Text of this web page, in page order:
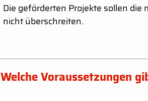
Die geförderten Projekte sollen
nicht überschreiten.
Welche Voraussetzungen